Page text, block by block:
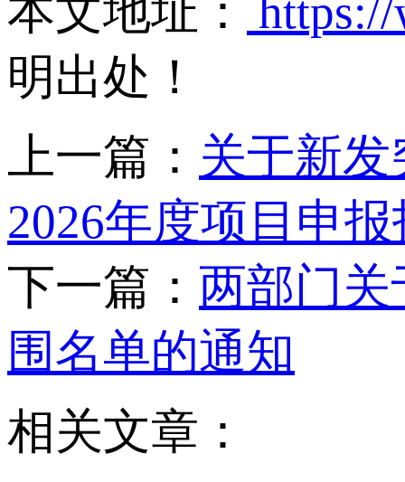
本文地址：
明出处！
上一篇： 关于新
2026年度项目申
下一篇： 两部门关
围名单的通知
相关文章：